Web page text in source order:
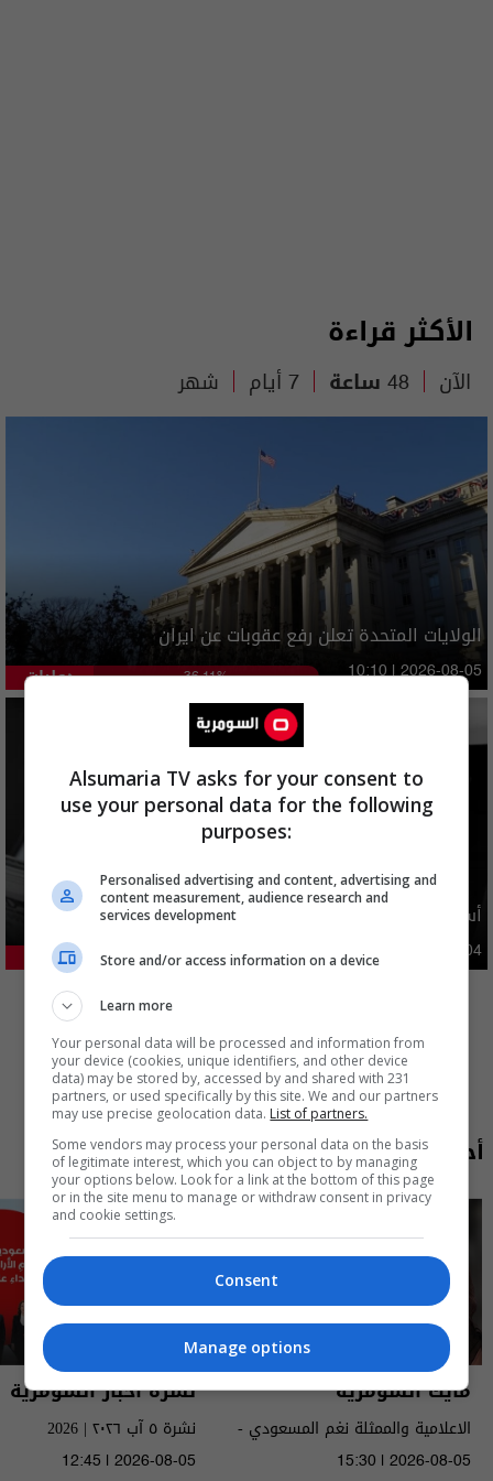
الأكثر قراءة
الآن 48 ساعة 7 أيام شهر
الولايات المتحدة تعلن رفع عقوبات عن ايران
دوليات 36.11% 10:10 | 2026-08-05
أسعار الدولار في السوق العراقية اليوم
اقتصاد 23.57% 03:29 | 2026-08-04
أحدث الحلقات
مايك السومرية
الاعلامية والممثلة نغم المسعودي -
15:30 | 2026-08-05
نشرة أخبار السومرية
نشرة ٥ آب ٢٠٢٦ | 2026
12:45 | 2026-08-05
Alsumaria TV asks for your consent to
use your personal data for the following
purposes:
Personalised advertising and content, advertising and
content measurement, audience research and
services development
Store and/or access information on a device
Learn more
Your personal data will be processed and information from
your device (cookies, unique identifiers, and other device
data) may be stored by, accessed by and shared with 231
partners, or used specifically by this site. We and our partners
may use precise geolocation data. List of partners.
Some vendors may process your personal data on the basis
of legitimate interest, which you can object to by managing
your options below. Look for a link at the bottom of this page
or in the site menu to manage or withdraw consent in privacy
and cookie settings.
Consent
Manage options